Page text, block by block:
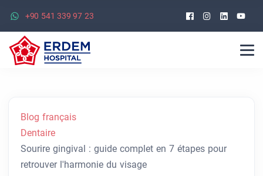
+90 541 339 97 23 Facebook
Blog français
Dentaire
Sourire gingival : guide complet en 7 étapes pour
retrouver l'harmonie du visage